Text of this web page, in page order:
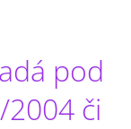
pod
2004 či